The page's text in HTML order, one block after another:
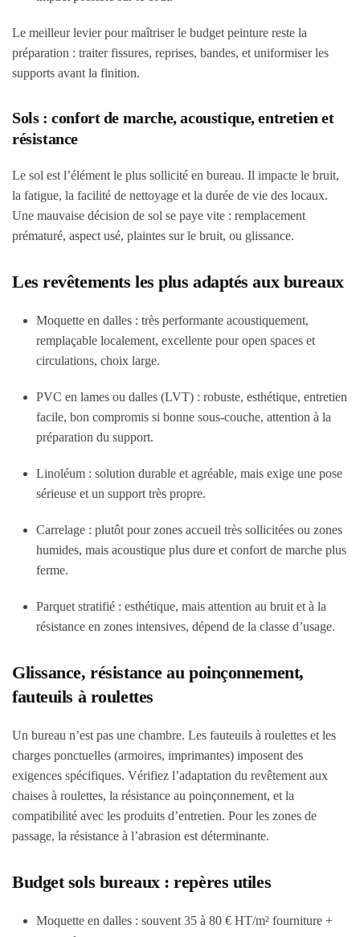
Le meilleur levier pour maîtriser le budget peinture reste la
préparation : traiter fissures, reprises, bandes, et uniformiser les
supports avant la finition.
Sols : confort de marche, acoustique, entretien et
résistance
Le sol est l’élément le plus sollicité en bureau. Il impacte le bruit,
la fatigue, la facilité de nettoyage et la durée de vie des locaux.
Une mauvaise décision de sol se paye vite : remplacement
prématuré, aspect usé, plaintes sur le bruit, ou glissance.
Les revêtements les plus adaptés aux bureaux
Moquette en dalles : très performante acoustiquement,
remplaçable localement, excellente pour open spaces et
circulations, choix large.
PVC en lames ou dalles (LVT) : robuste, esthétique, entretien
facile, bon compromis si bonne sous-couche, attention à la
préparation du support.
Linoléum : solution durable et agréable, mais exige une pose
sérieuse et un support très propre.
Carrelage : plutôt pour zones accueil très sollicitées ou zones
humides, mais acoustique plus dure et confort de marche plus
ferme.
Parquet stratifié : esthétique, mais attention au bruit et à la
résistance en zones intensives, dépend de la classe d’usage.
Glissance, résistance au poinçonnement,
fauteuils à roulettes
Un bureau n’est pas une chambre. Les fauteuils à roulettes et les
charges ponctuelles (armoires, imprimantes) imposent des
exigences spécifiques. Vérifiez l’adaptation du revêtement aux
chaises à roulettes, la résistance au poinçonnement, et la
compatibilité avec les produits d’entretien. Pour les zones de
passage, la résistance à l’abrasion est déterminante.
Budget sols bureaux : repères utiles
Moquette en dalles : souvent 35 à 80 € HT/m² fourniture +